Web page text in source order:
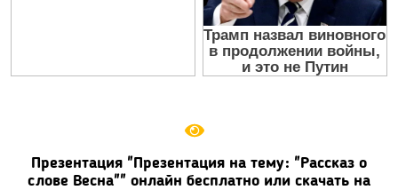
Презентация "Презентация на тему: "Рассказ о
слове Весна"" онлайн бесплатно или скачать на